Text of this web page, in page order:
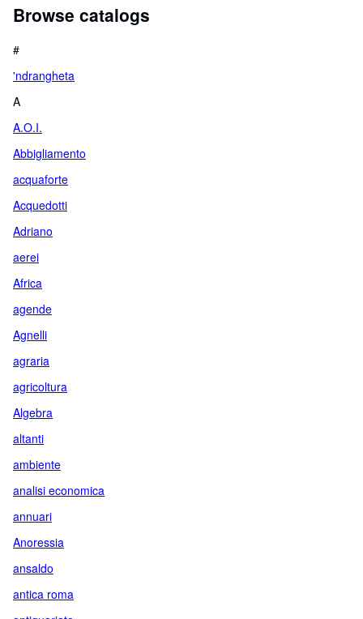
Browse catalogs
#
'ndrangheta
A
A.O.I.
Abbigliamento
acquaforte
Acquedotti
Adriano
aerei
Africa
agende
Agnelli
agraria
agricoltura
Algebra
altanti
ambiente
analisi economica
annuari
Anoressia
ansaldo
antica roma